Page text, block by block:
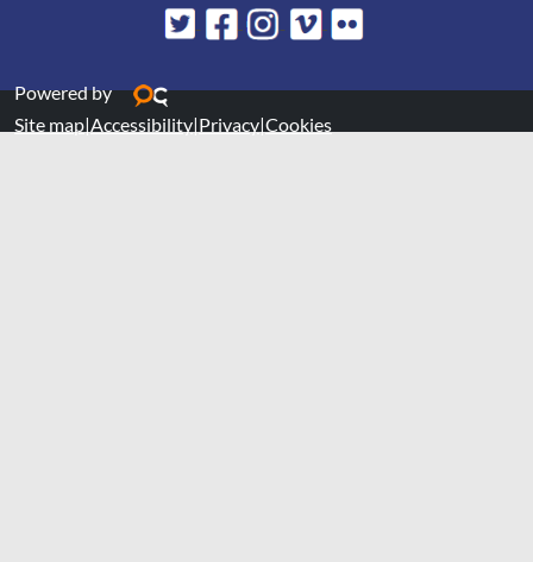
Powered by
Site map|Accessibility|Privacy|Cookies